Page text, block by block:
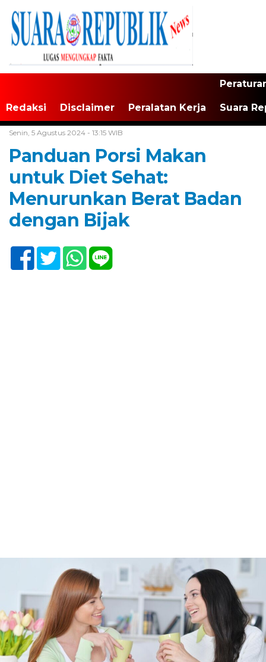
Redaksi Disclaimer Peralatan Kerja Suara
Senin, 5 Agustus 2024 - 13:15 WIB
Panduan Porsi Makan
untuk Diet Sehat:
Menurunkan Berat Badan
dengan Bijak